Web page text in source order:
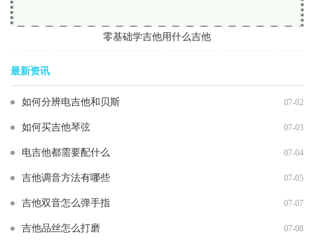
零基础学吉他用什么吉他
最新资讯
如何分辨电吉他和贝斯 07-02
如何买吉他琴弦 07-03
电吉他都需要配什么 07-04
吉他调音方法有哪些 07-05
吉他双音怎么弹手指 07-07
吉他品丝怎么打磨 07-08